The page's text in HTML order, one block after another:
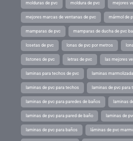
molduras de pvc moldura de pvc mejores
mejores marcas de ventanas de pvc mármol de
mamparas de pvc mamparas de ducha de pvc
losetas de pvc lonas de pvc por metros
listones de pvc letras de pvc las mejores
laminas para techos de pvc laminas
laminas de pvc para techos laminas de pvc para
laminas de pvc para paredes de baños laminas
laminas de pvc para pared de baño laminas de
laminas de pvc para baños láminas de pvc